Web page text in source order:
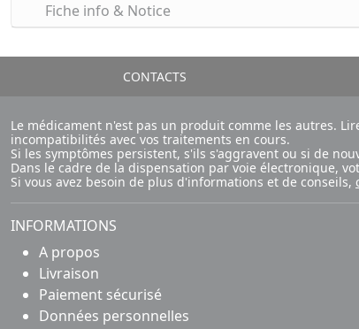
Fiche info & Notice
CONTACTS
Le médicament n'est pas un produit comme les autres.
incompatibilités avec vos traitements en cours.
Si les symptômes persistent, s'ils s'aggravent ou si de
Dans le cadre de la dispensation par voie électronique,
Si vous avez besoin de plus d'informations et de conseils,
INFORMATIONS
A propos
Livraison
Paiement sécurisé
Données personnelles